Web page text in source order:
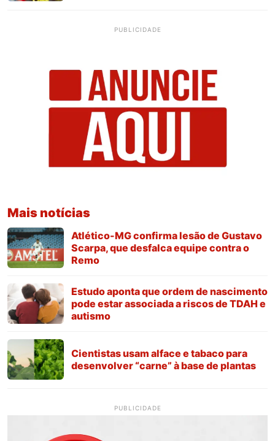
PUBLICIDADE
Mais notícias
Atlético-MG confirma lesão de Gustavo
Scarpa, que desfalca equipe contra o
Remo
Estudo aponta que ordem de nascimento
pode estar associada a riscos de TDAH e
autismo
Cientistas usam alface e tabaco para
desenvolver “carne” à base de plantas
PUBLICIDADE